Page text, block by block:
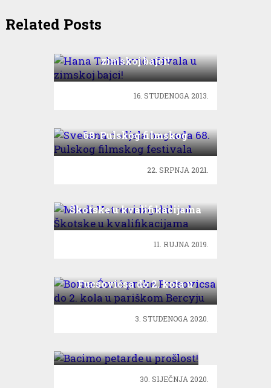
Related Posts
zimskoj bajci!
16. STUDENOGA 2013.
68. Pulskog filmskog
festivala
22. SRPNJA 2021.
Škotske u kvalifikacijama
11. RUJNA 2019.
Fucsovicsa do 2. kola u
pariškom Bercyju
3. STUDENOGA 2020.
30. SIJEČNJA 2020.